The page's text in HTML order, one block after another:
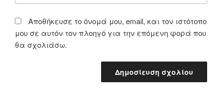
Αποθήκευσε το όνομά μου, email, και τον ιστότοπο
μου σε αυτόν τον πλοηγό για την επόμενη φορά που
θα σχολιάσω.